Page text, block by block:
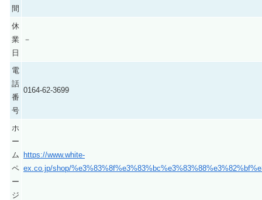
間
休
業
日
－
電
話
番
号
0164-62-3699
ホ
ー
ム
ペ
ー
ジ
https://www.white-
ex.co.jp/shop/